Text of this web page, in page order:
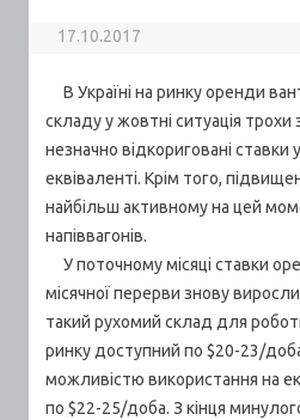
17.10.2017
В Україні на ринку оренди
складу у жовтні ситуація трохи
незначно відкориговані
еквіваленті. Крім того,
найбільш активному на цей
напіввагонів.
У поточному місяці ставки
місячної перерви знову
такий рухомий склад для
ринку доступний по $20-23/
можливістю використання на
по $22-25/доба. З кінця